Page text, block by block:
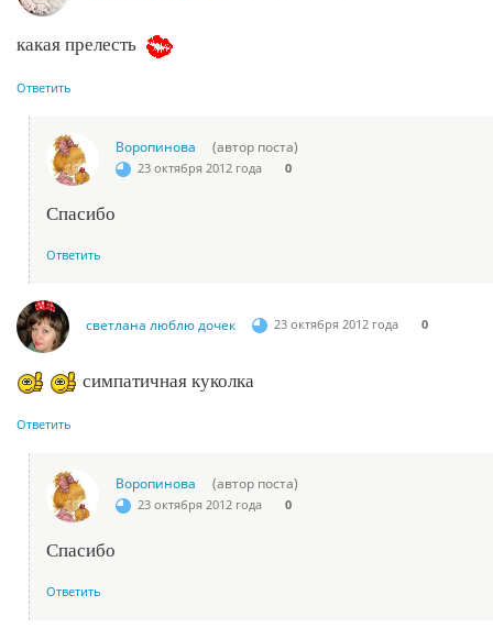
какая прелесть
Ответить
Воропинова (автор поста)
23 октября 2012 года 0
Спасибо
Ответить
светлана люблю дочек 23 октября 2012 года 0
симпатичная куколка
Ответить
Воропинова (автор поста)
23 октября 2012 года 0
Спасибо
Ответить